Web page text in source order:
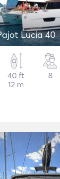
Lucia 40
40 ft
12 m
8